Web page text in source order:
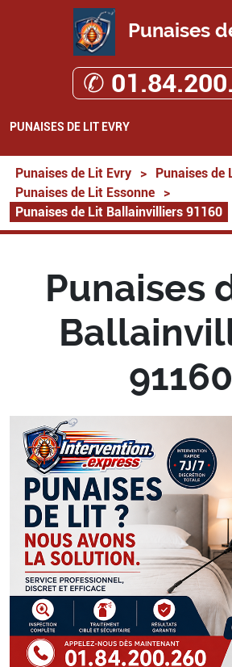
Punaises
✆
PUNAISES DE LIT EVRY
Punaises de Lit Evry > Punaises de
Punaises de Lit Essonne
>
Punaises de Lit Ballainvilliers 91160
Punaises
91160